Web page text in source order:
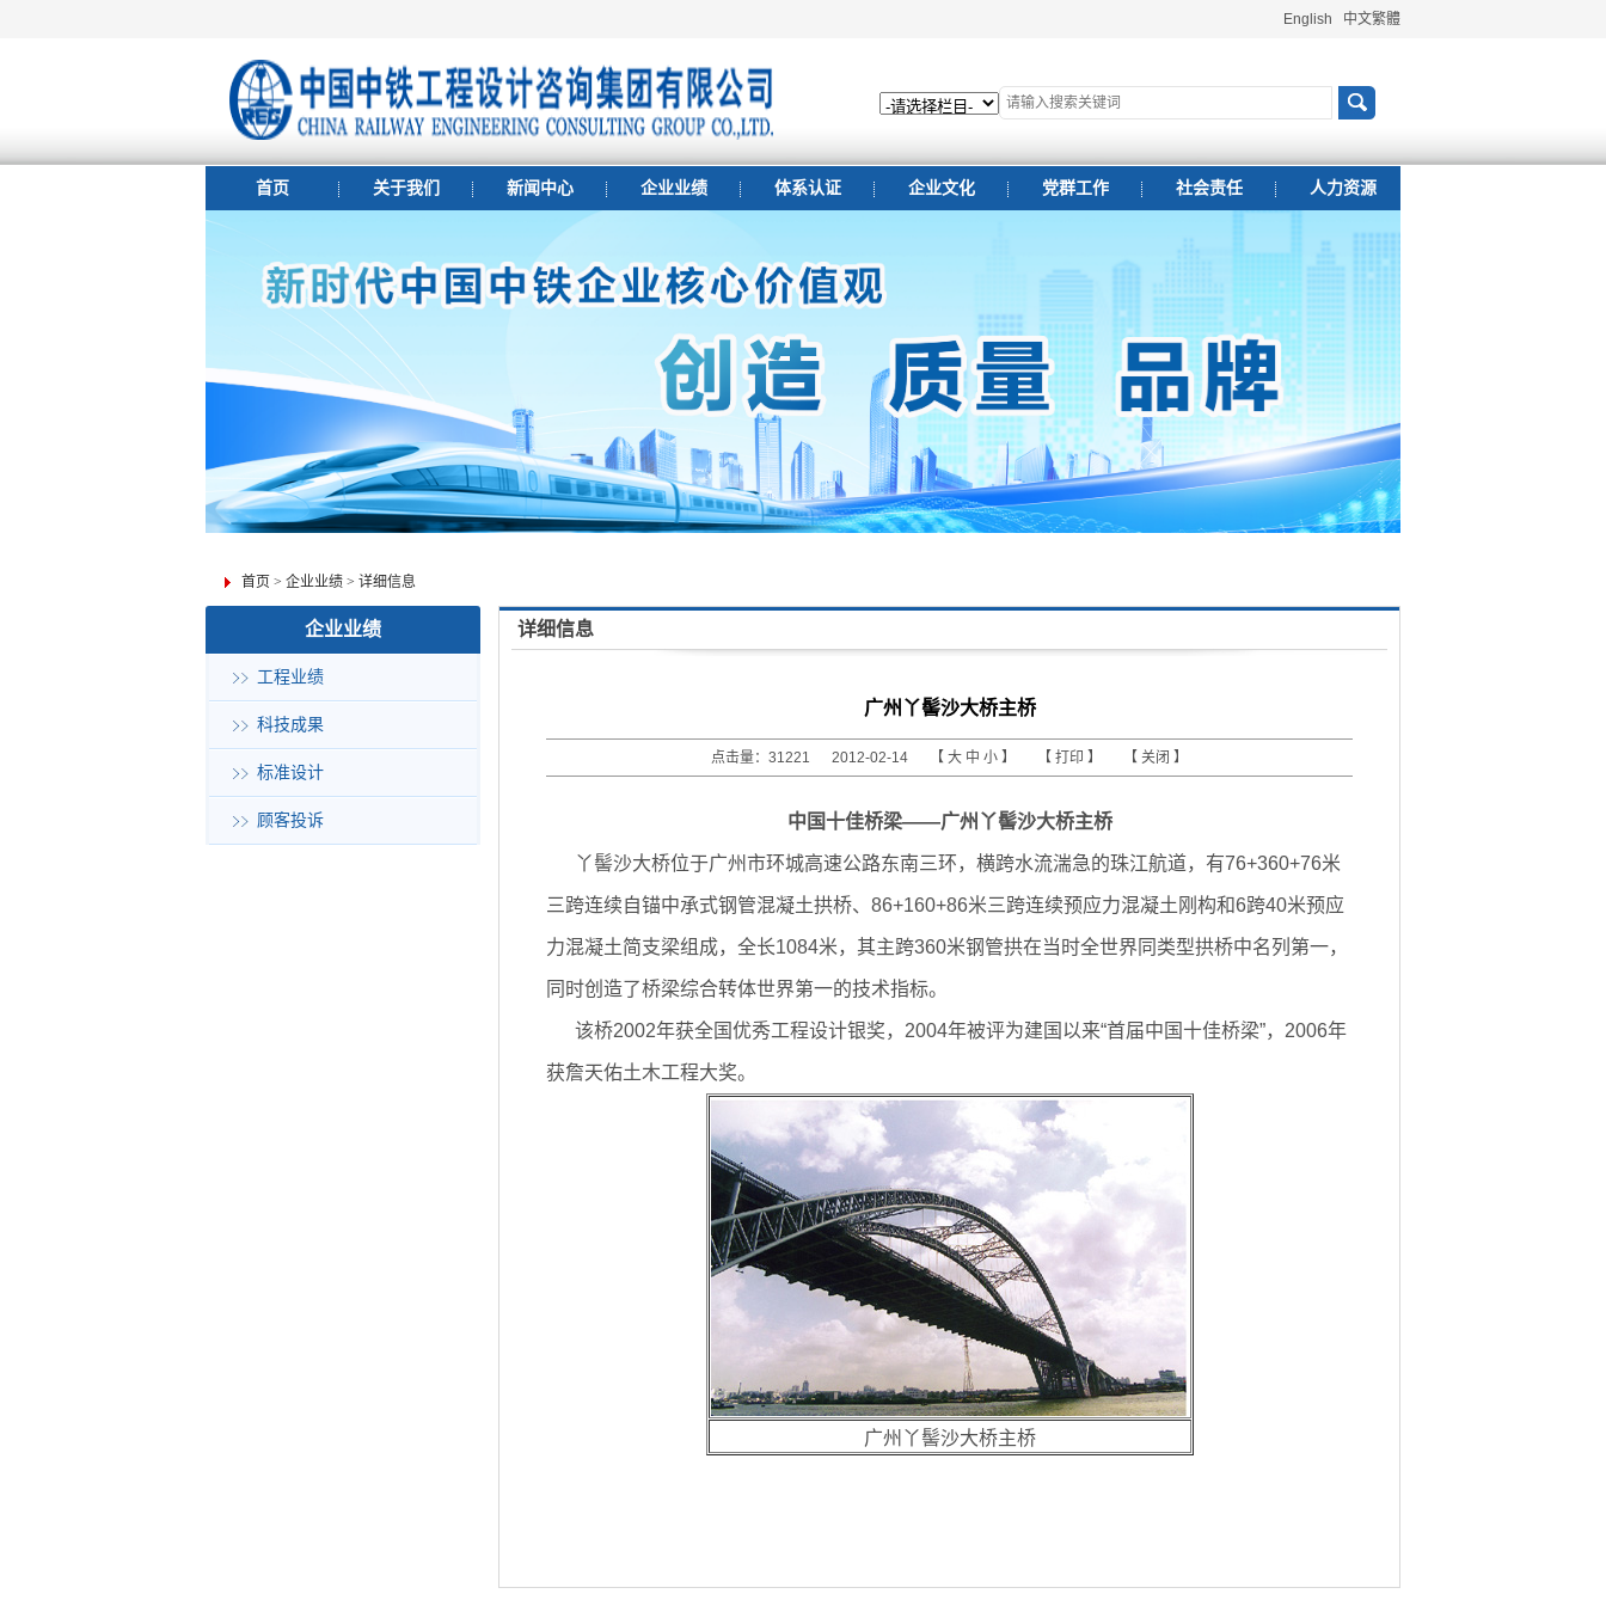
English 中文繁體
首页 关于我们 新闻中心 企业业绩 体系认证 企业文化 党群工作 社会责任 人力资源
首页 > 企业业绩 > 详细信息
企业业绩
工程业绩
科技成果
标准设计
顾客投诉
详细信息
广州丫髻沙大桥主桥
点击量：31221 2012-02-14 【 大 中 小 】 【 打印 】 【 关闭 】
中国十佳桥梁——广州丫髻沙大桥主桥
丫髻沙大桥位于广州市环城高速公路东南三环，横跨水流湍急的珠江航道，有76+360+76米
三跨连续自锚中承式钢管混凝土拱桥、86+160+86米三跨连续预应力混凝土刚构和6跨40米预应
力混凝土简支梁组成，全长1084米，其主跨360米钢管拱在当时全世界同类型拱桥中名列第一，
同时创造了桥梁综合转体世界第一的技术指标。
该桥2002年获全国优秀工程设计银奖，2004年被评为建国以来“首届中国十佳桥梁”，2006年
获詹天佑土木工程大奖。
广州丫髻沙大桥主桥